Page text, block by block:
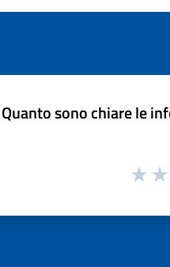
Quanto sono chiare le